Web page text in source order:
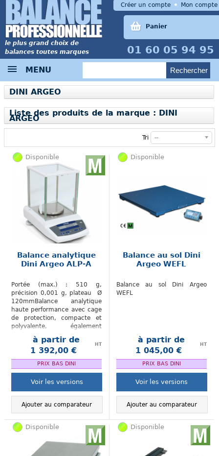
le plus grand choix de
balances toutes marques
01 60 05 94 95
Panier
Créer un compte Mon compte
MENU
DINI ARGEO
Liste des produits de la marque : DINI
ARGEO
Tri --
Disponible
Balance analytique
Dini Argeo ALP-A
Portée (max.) : 510 g,
précision 0,001 g, plateau Ø
120mmBalance analytique
haute performance avec cage
de protection, compacte et
polyvalente, également
disponible en version
homologuéeà partir de
1 392,00 €
HT
PRIX BAS DINI
Voir les versions
Ajouter au comparateur
Disponible
Balance au sol Dini
Argeo WEFL
Balance au sol Dini Argeo
WEFL
à partir de
1 045,00 €
HT
PRIX BAS DINI
Voir les versions
Ajouter au comparateur
Disponible Disponible